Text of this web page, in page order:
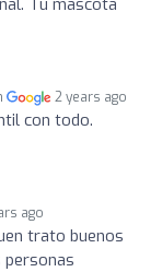
2 years ago
con todo.
ago
trato buenos